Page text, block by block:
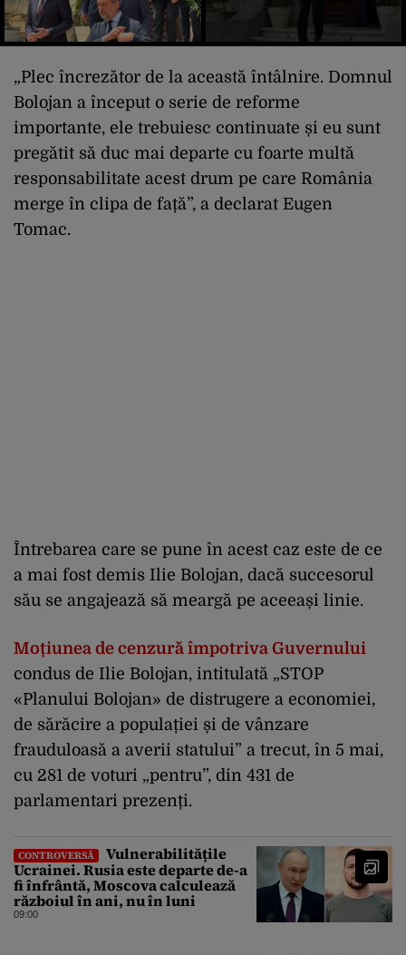
„Plec încrezător de la această întâlnire. Domnul
Bolojan a început o serie de reforme
importante, ele trebuiesc continuate și eu sunt
pregătit să duc mai departe cu foarte multă
responsabilitate acest drum pe care România
merge în clipa de față”, a declarat Eugen
Tomac.
Întrebarea care se pune în acest caz este de ce
a mai fost demis Ilie Bolojan, dacă succesorul
său se angajează să meargă pe aceeași linie.
Moțiunea de cenzură împotriva Guvernului
condus de Ilie Bolojan, intitulată „STOP
«Planului Bolojan» de distrugere a economiei,
de sărăcire a populației și de vânzare
frauduloasă a averii statului” a trecut, în 5 mai,
cu 281 de voturi „pentru”, din 431 de
parlamentari prezenți.
CONTROVERSĂ
Vulnerabilitățile
Ucrainei. Rusia este departe de-a
fi înfrântă, Moscova calculează
războiul în ani, nu în luni
09:00